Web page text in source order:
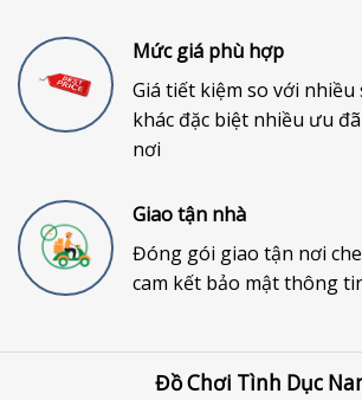
Mức giá phù hợp
Giá tiết kiệm so với
khác đặc biệt nhiều ưu
nơi
Giao tận nhà
Đóng gói giao tận nơi
cam kết bảo mật thông
Đồ Chơi Tình Dục